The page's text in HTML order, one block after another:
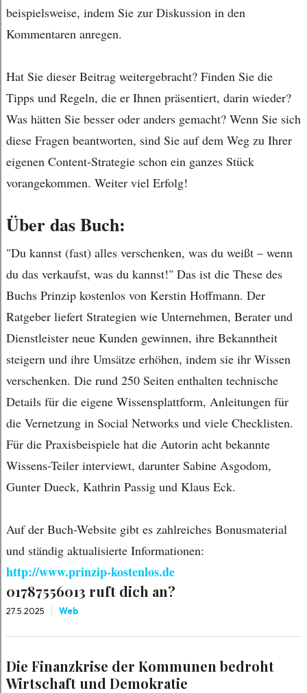
beispielsweise, indem Sie zur Diskussion in den
Kommentaren anregen.
Hat Sie dieser Beitrag weitergebracht? Finden Sie die
Tipps und Regeln, die er Ihnen präsentiert, darin wieder?
Was hätten Sie besser oder anders gemacht? Wenn Sie sich
diese Fragen beantworten, sind Sie auf dem Weg zu Ihrer
eigenen Content-Strategie schon ein ganzes Stück
vorangekommen. Weiter viel Erfolg!
Über das Buch:
"Du kannst (fast) alles verschenken, was du weißt – wenn
du das verkaufst, was du kannst!" Das ist die These des
Buchs Prinzip kostenlos von Kerstin Hoffmann. Der
Ratgeber liefert Strategien wie Unternehmen, Berater und
Dienstleister neue Kunden gewinnen, ihre Bekanntheit
steigern und ihre Umsätze erhöhen, indem sie ihr Wissen
verschenken. Die rund 250 Seiten enthalten technische
Details für die eigene Wissensplattform, Anleitungen für
die Vernetzung in Social Networks und viele Checklisten.
Für die Praxisbeispiele hat die Autorin acht bekannte
Wissens-Teiler interviewt, darunter Sabine Asgodom,
Gunter Dueck, Kathrin Passig und Klaus Eck.
Auf der Buch-Website gibt es zahlreiches Bonusmaterial
und ständig aktualisierte Informationen:
http://www.prinzip-kostenlos.de
01787556013 ruft dich an?
27.5.2025 Web
Die Finanzkrise der Kommunen bedroht
Wirtschaft und Demokratie